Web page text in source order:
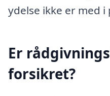
ydelse ikke er med i
Er
forsikret?